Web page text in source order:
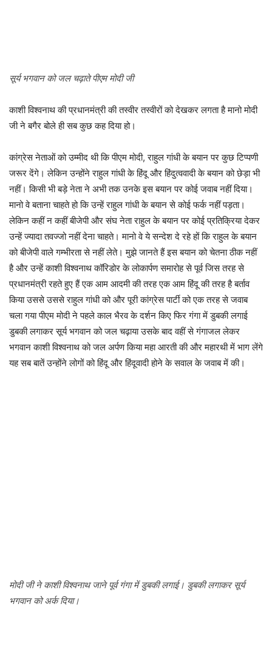
सूर्य भगवान को जल चढ़ाते पीएम मोदी जी
काशी विश्वनाथ की प्रधानमंत्री की तस्वीर तस्वीरों को देखकर लगता है मानो मोदी
जी ने बगैर बोले ही सब कुछ कह दिया हो।
कांग्रेस नेताओं को उम्मीद थी कि पीएम मोदी, राहुल गांधी के बयान पर कुछ टिप्पणी
जरूर देंगे। लेकिन उन्होंने राहुल गांधी के हिंदू और हिंदुत्ववादी के बयान को छेड़ा भी
नहीं। किसी भी बड़े नेता ने अभी तक उनके इस बयान पर कोई जवाब नहीं दिया।
मानो वे बताना चाहते हो कि उन्हें राहुल गांधी के बयान से कोई फर्क नहीं पड़ता।
लेकिन कहीं न कहीं बीजेपी और संघ नेता राहुल के बयान पर कोई प्रतिक्रिया देकर
उन्हें ज्यादा तवज्जो नहीं देना चाहते। मानो वे ये सन्देश दे रहे हों कि राहुल के बयान
को बीजेपी वाले गम्भीरता से नहीं लेते। मुझे जानते हैं इस बयान को चेतना ठीक नहीं
है और उन्हें काशी विश्वनाथ कॉरिडोर के लोकार्पण समारोह से पूर्व जिस तरह से
प्रधानमंत्री रहते हुए हैं एक आम आदमी की तरह एक आम हिंदू की तरह है बर्ताव
किया उससे उससे राहुल गांधी को और पूरी कांग्रेस पार्टी को एक तरह से जवाब
चला गया पीएम मोदी ने पहले काल भैरव के दर्शन किए फिर गंगा में डुबकी लगाई
डुबकी लगाकर सूर्य भगवान को जल चढ़ाया उसके बाद वहीं से गंगाजल लेकर
भगवान काशी विश्वनाथ को जल अर्पण किया महा आरती की और महारथी में भाग लेंगे
यह सब बातें उन्होंने लोगों को हिंदू और हिंदूवादी होने के सवाल के जवाब में की।
मोदी जी ने काशी विश्वनाथ जाने पूर्व गंगा में डुबकी लगाई। डुबकी लगाकर सूर्य
भगवान को अर्क दिया।